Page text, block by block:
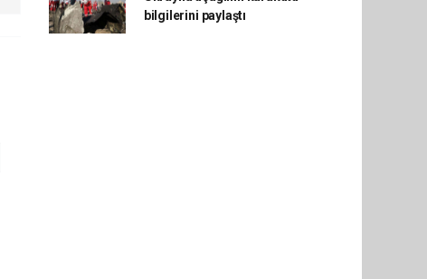
bilgilerini paylaştı